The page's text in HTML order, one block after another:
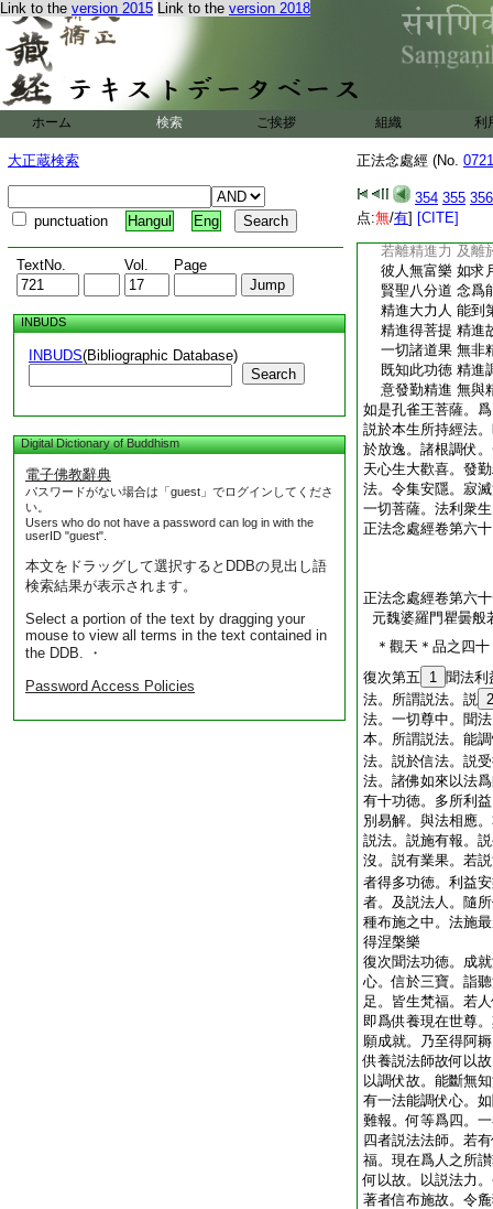
Link to the version 2015 Link to the version 2018
ホーム 検索 ご挨拶 組織 利
大正蔵検索
punctuation Hangul Eng
TextNo. Vol. Page
INBUDS
INBUDS(Bibliographic Database)
Search
Digital Dictionary of Buddhism
電子佛教辭典
パスワードがない場合は「guest」でログインしてくださ
い。
Users who do not have a password can log in with the
userID "guest".
本文をドラッグして選択するとDDBの見出し語
検索結果が表示されます。
Select a portion of the text by dragging your
mouse to view all terms in the text contained in
the DDB. ・
Password Access Policies
正法念處經 (No.
354 355 356
点:無/有] [CITE]
智慧。雖復勤苦。
以偈頌曰
時處相應故 令作
如法勤精進 則得
作業不成就 以離
如法勤精進 智慧
如空中投戟 即生
若人勤作業 而修
所作皆和合 得廣
若於世間義 若出
皆由精進力 一切
若離精進力 及離
彼人無富樂 如求
賢聖八分道 念爲
精進大力人 能到
精進得菩提 精進
一切諸道果 無非
既知此功徳 精進
意發勤精進 無與
如是孔雀王菩薩。
説於本生所持經法
於放逸。諸根調伏
天心生大歡喜。發
法。令集安隱。寂
一切菩薩。法利衆生
正法念處經卷第六十
正法念處經卷第六
元魏婆羅門瞿曇般
＊觀天＊品之四十
復次第五
1 聞法利
法。所謂説法。説 2
法。一切尊中。聞
本。所謂説法。能
法。説於信法。説
法。諸佛如來以法
有十功徳。多所利
別易解。與法相應
説法。説施有報。
沒。説有業果。若
者得多功徳。利益
者。及説法人。隨
種布施之中。法施
得涅槃樂
復次聞法功徳。成
心。信於三寶。詣
足。皆生梵福。若
即爲供養現在世尊
願成就。乃至得阿
供養説法師故何以
以調伏故。能斷無
有一法能調伏心。
難報。何等爲四。
四者説法法師。若
福。現在爲人之所
何以故。以説法力
著者信布施故。令